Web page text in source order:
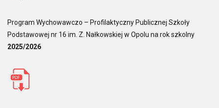
Program Wychowawczo – Profilaktyczny Publicznej Szkoły
Podstawowej nr 16 im. Z. Nałkowskiej w Opolu na rok szkolny
2025/2026